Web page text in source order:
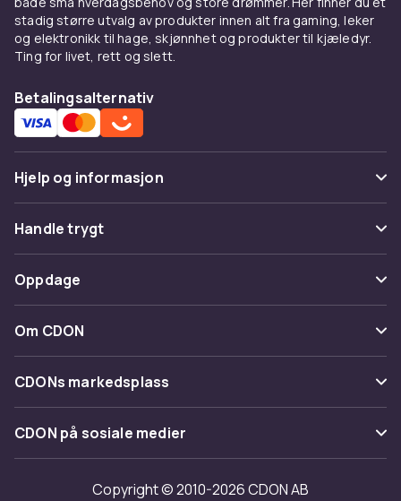
stadig større utvalg av produkter innen alt fra gaming, leker
og elektronikk til hage, skjønnhet og produkter til kjæledyr.
Ting for livet, rett og slett.
Betalingsalternativ
Hjelp og informasjon
Vanlige spørsmål
Spor pakke
Angre & returner her
Kontakt oss
Handle trygt
Betaling
Levering
Tilbakekallinger
Oppdage
Kategorier
Varemerker
Om CDON
Om oss
Kundeanmeldelser
Jobbe på CDON
Investor relations
CDONs markedsplass
Merchant Help Center
CDON på sosiale medier
Copyright © 2010-2026 CDON AB